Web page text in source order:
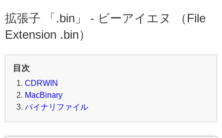
拡張子 「.bin」 - ビーアイエヌ （File
Extension .bin）
目次
CDRWIN
MacBinary
バイナリファイル